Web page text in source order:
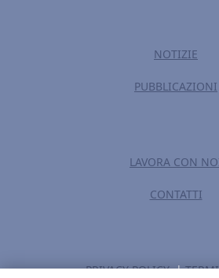
NOTIZIE
PUBBLICAZIONI
LAVORA CON
CONTATTI
PRIVACY POLICY|